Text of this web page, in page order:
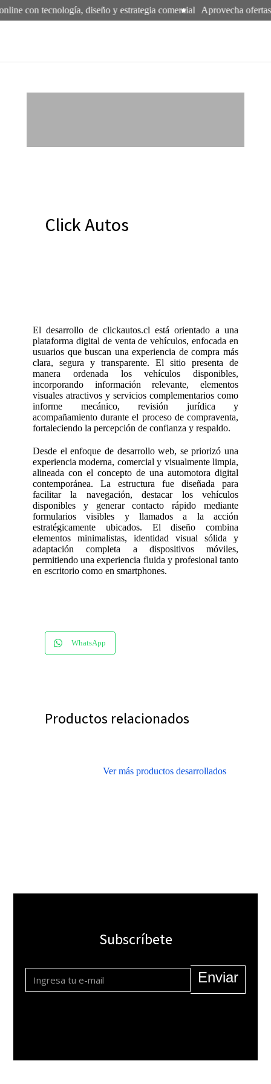
con tecnología, diseño y estrategia comercial Aprovecha
Click Autos
El desarrollo de clickautos.cl está orientado a una
plataforma digital de venta de vehículos, enfocada en
usuarios que buscan una experiencia de compra más
clara, segura y transparente. El sitio presenta de
manera ordenada los vehículos disponibles,
incorporando información relevante, elementos
visuales atractivos y servicios complementarios como
informe mecánico, revisión jurídica y
acompañamiento durante el proceso de compraventa,
fortaleciendo la percepción de confianza y respaldo.
Desde el enfoque de desarrollo web, se priorizó una
experiencia moderna, comercial y visualmente limpia,
alineada con el concepto de una automotora digital
contemporánea. La estructura fue diseñada para
facilitar la navegación, destacar los vehículos
disponibles y generar contacto rápido mediante
formularios visibles y llamados a la acción
estratégicamente ubicados. El diseño combina
elementos minimalistas, identidad visual sólida y
adaptación completa a dispositivos móviles,
permitiendo una experiencia fluida y profesional tanto
en escritorio como en smartphones.
WhatsApp
Productos relacionados
Ver más productos desarrollados
Subscríbete
Enviar